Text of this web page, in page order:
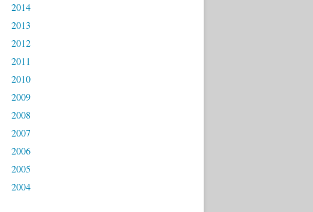
2014
2013
2012
2011
2010
2009
2008
2007
2006
2005
2004